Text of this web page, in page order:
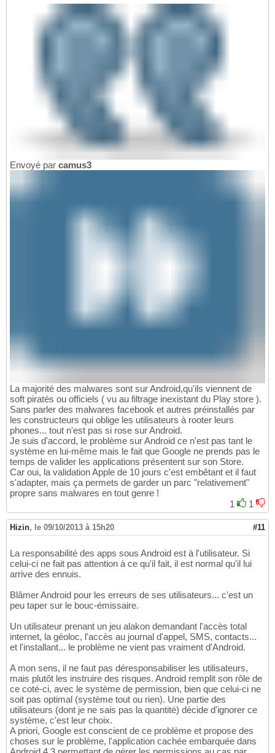
Envoyé par camus3
La majorité des malwares sont sur Android,qu'ils viennent de
soft piratés ou officiels ( vu au filtrage inexistant du Play store ).
Sans parler des malwares facebook et autres préinstallés par
les constructeurs qui oblige les utilisateurs à rooter leurs
phones... tout n'est pas si rose sur Android.
Je suis d'accord, le problème sur Android ce n'est pas tant le
système en lui-même mais le fait que Google ne prends pas le
temps de valider les applications présentent sur son Store.
Car oui, la validation Apple de 10 jours c'est embêtant et il faut
s'adapter, mais ça permets de garder un parc "relativement"
propre sans malwares en tout genre !
1
1
Hizin, le 09/10/2013 à 15h20 #11
La responsabilité des apps sous Android est à l'utilisateur. Si
celui-ci ne fait pas attention à ce qu'il fait, il est normal qu'il lui
arrive des ennuis.
Blâmer Android pour les erreurs de ses utilisateurs... c'est un
peu taper sur le bouc-émissaire.
Un utilisateur prenant un jeu alakon demandant l'accès total
internet, la géoloc, l'accès au journal d'appel, SMS, contacts...
et l'installant... le problème ne vient pas vraiment d'Android.
A mon sens, il ne faut pas déresponsabiliser les utilisateurs,
mais plutôt les instruire des risques. Android remplit son rôle de
ce coté-ci, avec le système de permission, bien que celui-ci ne
soit pas optimal (système tout ou rien). Une partie des
utilisateurs (dont je ne sais pas la quantité) décide d'ignorer ce
système, c'est leur choix.
A priori, Google est conscient de ce problème et propose des
choses sur le problème, l'application cachée embarquée dans